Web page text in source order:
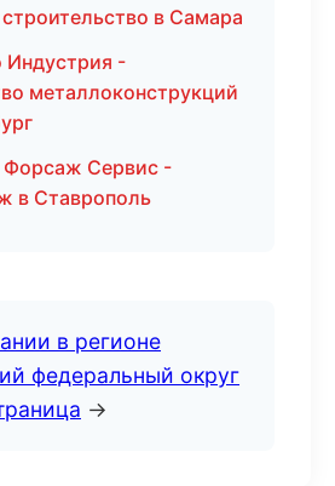
в Самара
-
металлоконструкций
Форсаж Сервис -
в Ставрополь
в регионе
федеральный округ
→